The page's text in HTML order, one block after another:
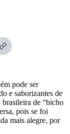
pode ser
e saborizantes de
de “bicho
pois se foi
mais alegre, por